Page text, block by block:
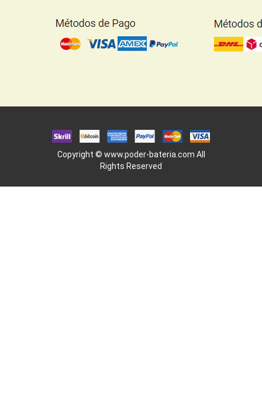
Copyright © www.poder-bateria.com All
Rights Reserved